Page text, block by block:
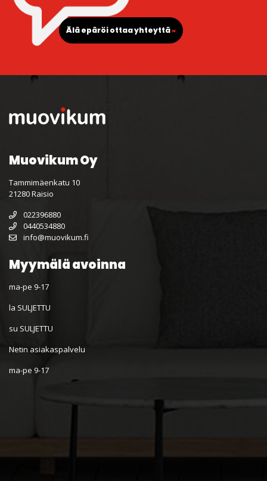
Älä epäröi ottaa yhteyttä»
Muovikum Oy
Tammimäenkatu 10
21280 Raisio
022396880
0440534880
info@muovikum.fi
Myymälä avoinna
ma-pe 9-17
la SULJETTU
su SULJETTU
Netin asiakaspalvelu
ma-pe 9-17